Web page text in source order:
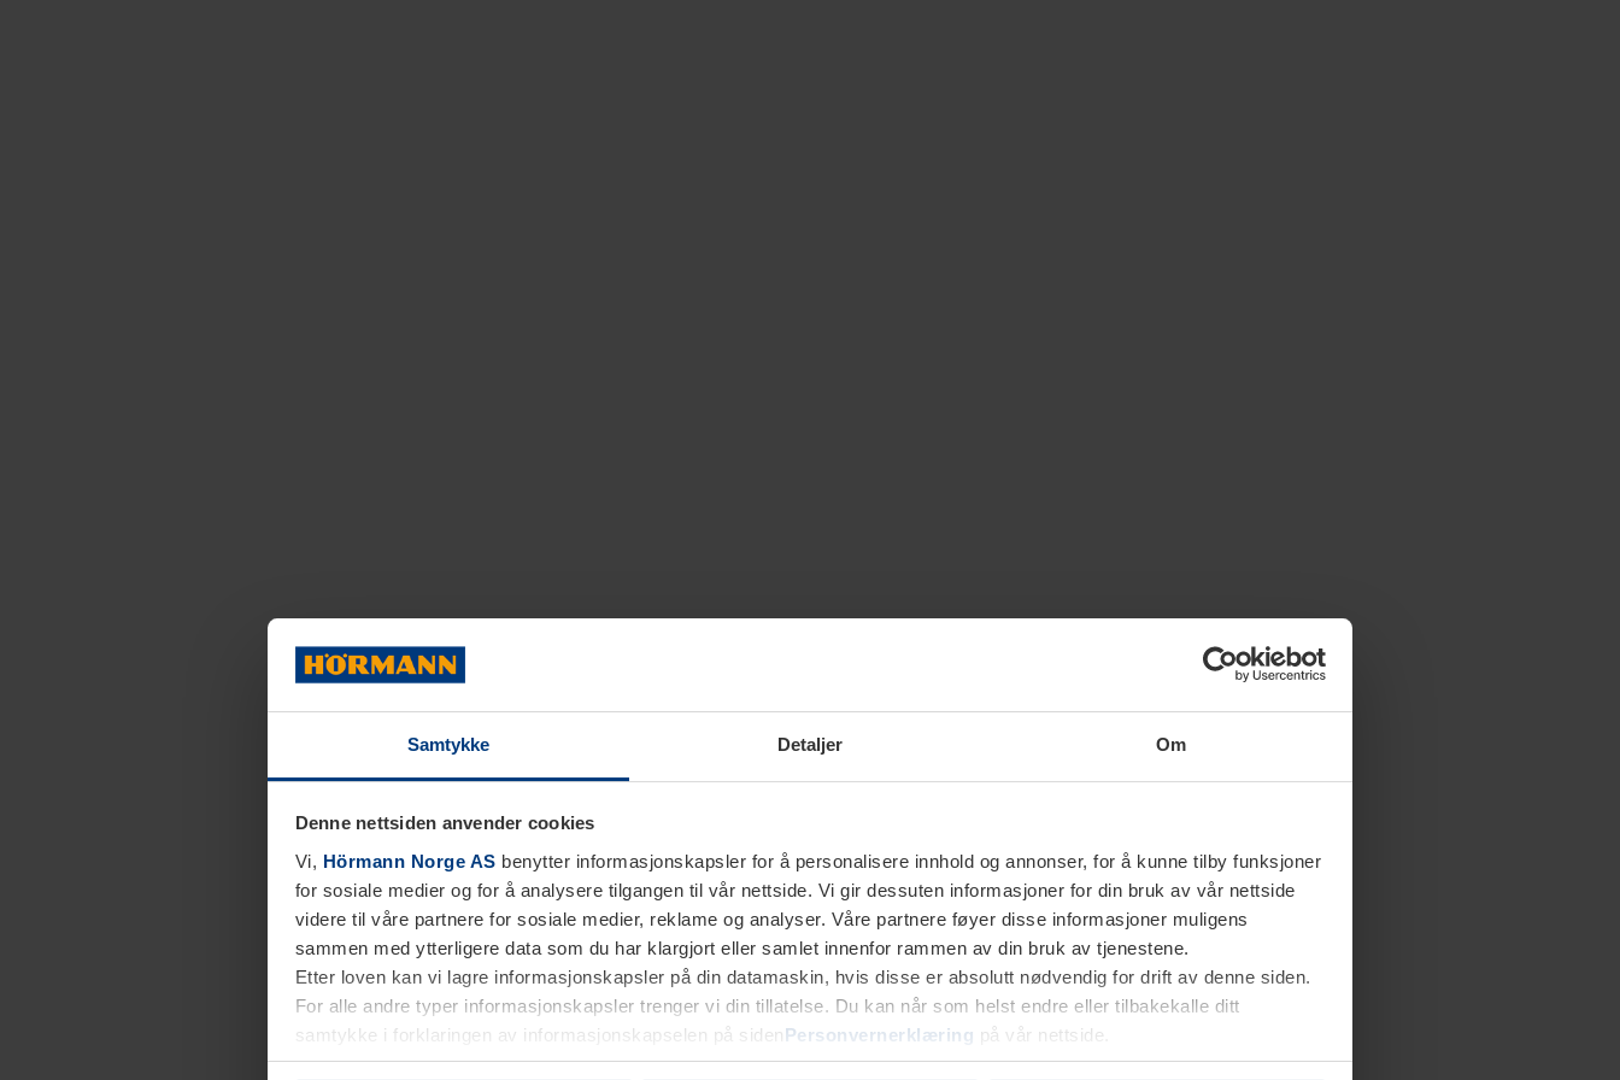
Samtykke Detaljer Om
Denne nettsiden anvender cookies
Vi, Hörmann Norge AS benytter informasjonskapsler for å personalisere innhold og annonser, for å kunne tilby funksjoner
for sosiale medier og for å analysere tilgangen til vår nettside. Vi gir dessuten informasjoner for din bruk av vår nettside
videre til våre partnere for sosiale medier, reklame og analyser. Våre partnere føyer disse informasjoner muligens
sammen med ytterligere data som du har klargjort eller samlet innenfor rammen av din bruk av tjenestene.
Etter loven kan vi lagre informasjonskapsler på din datamaskin, hvis disse er absolutt nødvendig for drift av denne siden.
For alle andre typer informasjonskapsler trenger vi din tillatelse. Du kan når som helst endre eller tilbakekalle ditt
samtykke i forklaringen av informasjonskapselen på sidenPersonvernerklæring på vår nettside.